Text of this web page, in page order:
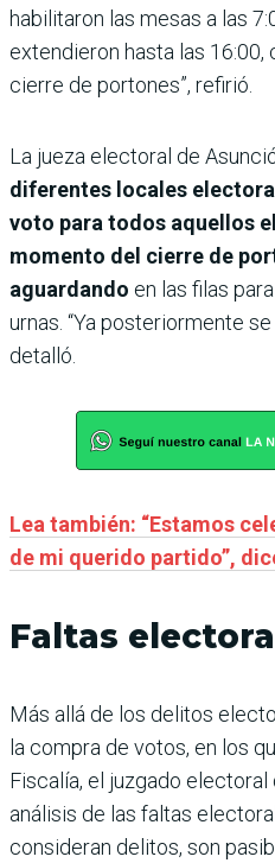
habilitaron las mesas a las
extendieron hasta las 16:00,
cierre de portones”, refirió.
La jueza electoral de
diferentes locales
voto para todos aquellos
momento del cierre de
aguardando en las filas
urnas. “Ya posteriormente
detalló.
Lea también: “Estamos
de mi querido partido”,
Faltas
Más allá de los delitos
la compra de votos, en los
Fiscalía, el juzgado
análisis de las faltas
consideran delitos, son